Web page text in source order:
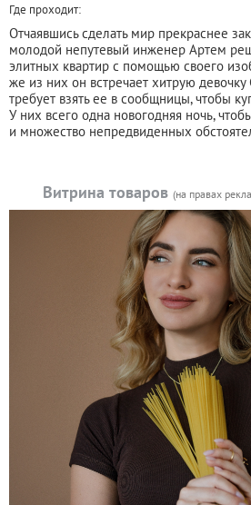
Где проходит:
Отчаявшись сделать мир прекраснее
молодой непутевый инженер Артем
элитных квартир с помощью своего
же из них он встречает хитрую девочку
требует взять ее в сообщницы, чтобы
У них всего одна новогодняя ночь,
и множество непредвиденных
Витрина товаров (на правах